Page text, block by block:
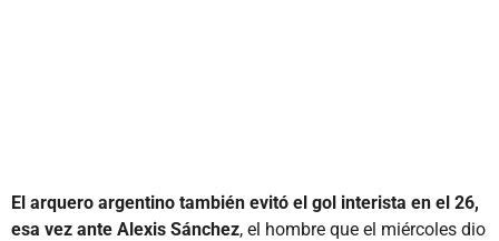
El arquero argentino también evitó el gol interista en el 26,
esa vez ante Alexis Sánchez, el hombre que el miércoles dio